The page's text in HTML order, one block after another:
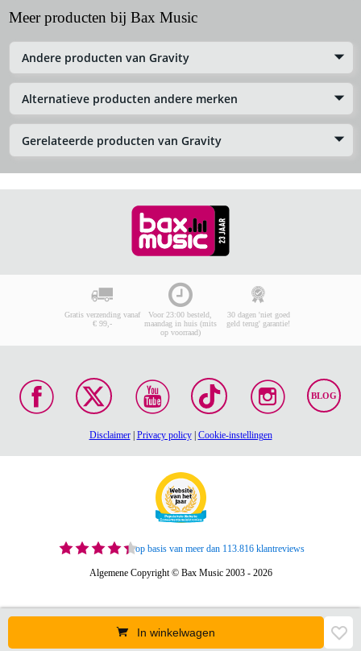
Meer producten bij Bax Music
Andere producten van Gravity
Alternatieve producten andere merken
Gerelateerde producten van Gravity
In winkelwagen
Gratis verzending vanaf
€ 99,-
Voor 23:00 besteld,
maandag in huis (mits
op voorraad)
30 dagen 'niet goed
geld terug' garantie!
BLOG
Disclaimer| Privacy policy| Cookie-instellingen
op basis van meer dan 113.816 klantreviews
Algemene Copyright © Bax Music 2003 - 2026